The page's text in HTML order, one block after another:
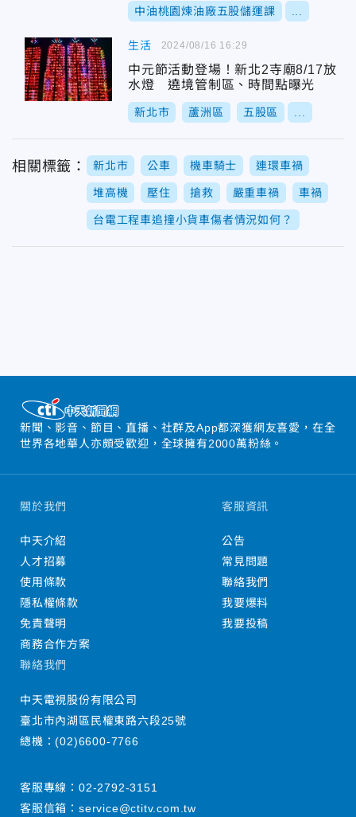
中油桃園煉油廠五股儲運課
生活
中元節活動登場！新北2寺廟8/17放
水燈 遶境管制區、時間點曝光
新北市 蘆洲區 五股區
2024/08/16 16:29
相關標籤： 新北市 公車 機車騎士 連環車禍
堆高機 壓住 搶救 嚴重車禍 車禍
台電工程車追撞小貨車傷者情況如何？
新聞、影音、節目、直播、社群及App都深獲網友喜愛，在全
世界各地華人亦頗受歡迎，全球擁有2000萬粉絲。
關於我們
中天介紹
人才招募
使用條款
隱私權條款
免責聲明
商務合作方案
客服資訊
公告
常見問題
聯絡我們
我要爆料
我要投稿
聯絡我們
中天電視股份有限公司
臺北市內湖區民權東路六段25號
總機：(02)6600-7766
客服專線： 02-2792-3151
客服信箱： service@ctitv.com.tw